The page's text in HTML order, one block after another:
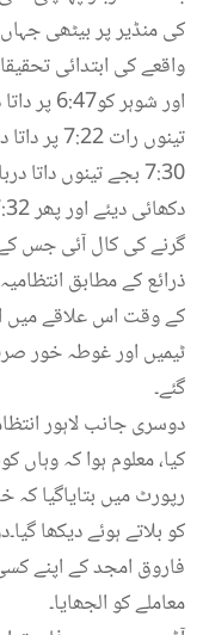
کی منڈیر پر بیٹھی
واقعے کی ابتدائی
اور
تینوں
7:30 بجے تینوں
گرنے کی کال آئی جس کےبعد ریسکیو
ذرائع کے مطابق
ٹیمیں اور غوطہ خور
گئے۔
دوسری جانب لاہور
کیا، معلوم ہوا کہ وہاں
رپورٹ میں بتایاگیا
فاروق امجد کے اپنے
معاملے کو الجھایا۔